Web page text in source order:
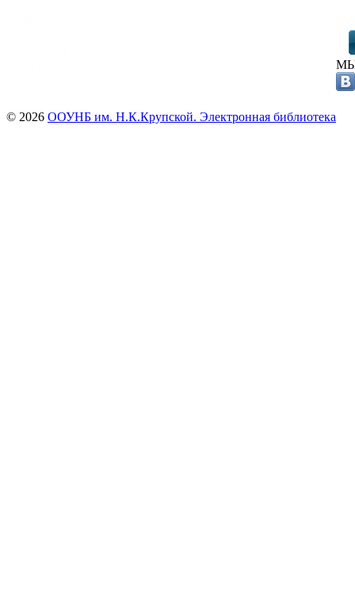
© 2026 ООУНБ им. Н.К.Крупской. Электронная библиотека